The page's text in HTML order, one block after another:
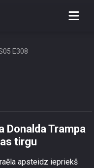
Donalda
E308
Donalda Trampa
tirgu
apsteidz iepriekš